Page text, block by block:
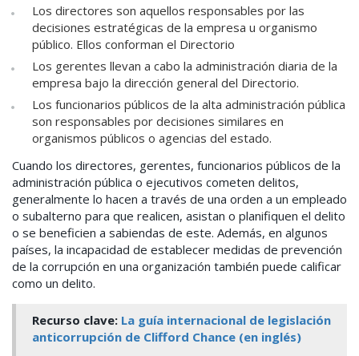
Los directores son aquellos responsables por las
decisiones estratégicas de la empresa u organismo
público. Ellos conforman el Directorio
Los gerentes llevan a cabo la administración diaria de la
empresa bajo la dirección general del Directorio.
Los funcionarios públicos de la alta administración pública
son responsables por decisiones similares en
organismos públicos o agencias del estado.
Cuando los directores, gerentes, funcionarios públicos de la
administración pública o ejecutivos cometen delitos,
generalmente lo hacen a través de una orden a un empleado
o subalterno para que realicen, asistan o planifiquen el delito
o se beneficien a sabiendas de este. Además, en algunos
países, la incapacidad de establecer medidas de prevención
de la corrupción en una organización también puede calificar
como un delito.
Recurso clave: La guía internacional de legislación
anticorrupción de Clifford Chance (en inglés)